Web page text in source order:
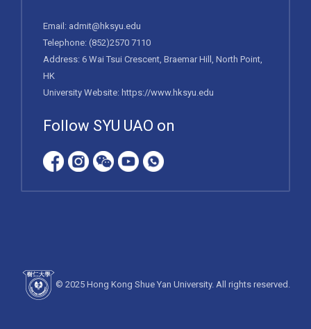
Email: admit@hksyu.edu
Telephone: (852)2570 7110
Address: 6 Wai Tsui Crescent, Braemar Hill, North Point,
HK
University Website: https://www.hksyu.edu
Follow SYU UAO on
© 2025 Hong Kong Shue Yan University. All rights reserved.